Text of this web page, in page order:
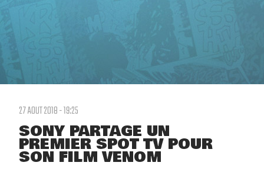
27 AOUT 2018 - 19:25
SONY PARTAGE UN
PREMIER SPOT TV POUR
SON FILM VENOM